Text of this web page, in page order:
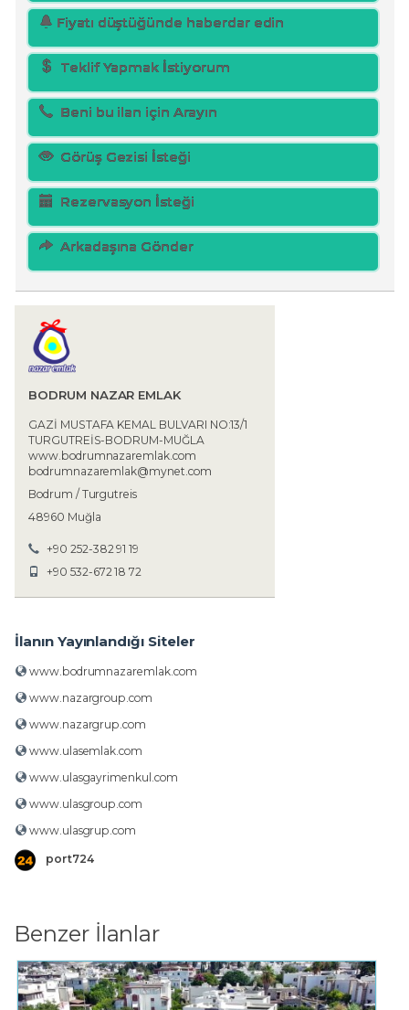
Fiyatı düştüğünde haberdar edin
Teklif Yapmak İstiyorum
Beni bu ilan için Arayın
Görüş Gezisi İsteği
Rezervasyon İsteği
Arkadaşına Gönder
BODRUM NAZAR EMLAK
GAZİ MUSTAFA KEMAL BULVARI NO:13/1
TURGUTREİS-BODRUM-MUĞLA
www.bodrumnazaremlak.com
bodrumnazaremlak@mynet.com
Bodrum / Turgutreis
48960 Muğla
+90 252-382 91 19
+90 532-672 18 72
İlanın Yayınlandığı Siteler
www.bodrumnazaremlak.com
www.nazargroup.com
www.nazargrup.com
www.ulasemlak.com
www.ulasgayrimenkul.com
www.ulasgroup.com
www.ulasgrup.com
port724
Benzer İlanlar